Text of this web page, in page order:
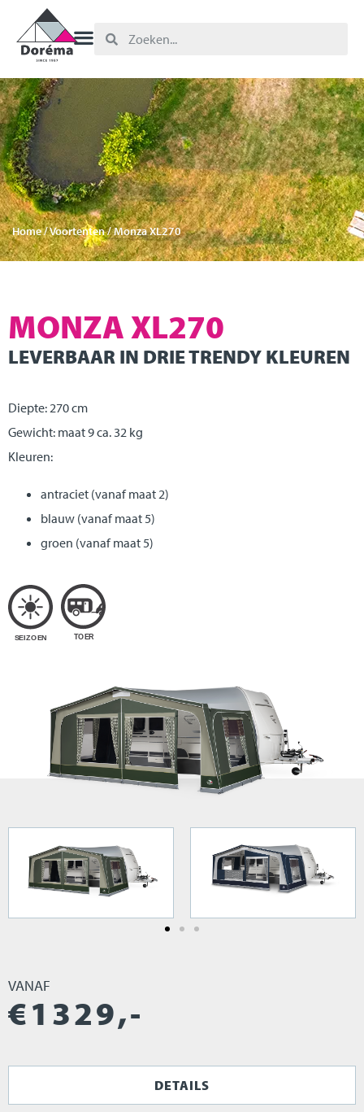
Home/Voortenten/ Monza XL270
MONZA XL270
LEVERBAAR IN DRIE TRENDY KLEUREN
Diepte: 270 cm
Gewicht: maat 9 ca. 32 kg
Kleuren:
antraciet (vanaf maat 2)
blauw (vanaf maat 5)
groen (vanaf maat 5)
VANAF
€1329,-
DETAILS